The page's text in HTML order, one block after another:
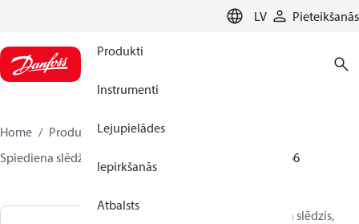
LV Pieteikšanās
Produkti
Instrumenti
Lejupielādes
Iepirkšanās
Atbalsts
Home Produkti Sensing solutions
Spiediena slēdži
061B112866
Spiediena slēdzis,